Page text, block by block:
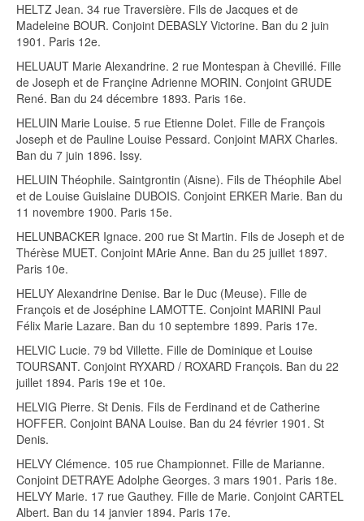
HELTZ Jean. 34 rue Traversière. Fils de Jacques et de
Madeleine BOUR. Conjoint DEBASLY Victorine. Ban du 2 juin
1901. Paris 12e.
HELUAUT Marie Alexandrine. 2 rue Montespan à Chevillé. Fille
de Joseph et de Françine Adrienne MORIN. Conjoint GRUDE
René. Ban du 24 décembre 1893. Paris 16e.
HELUIN Marie Louise. 5 rue Etienne Dolet. Fille de François
Joseph et de Pauline Louise Pessard. Conjoint MARX Charles.
Ban du 7 juin 1896. Issy.
HELUIN Théophile. Saintgrontin (Aisne). Fils de Théophile Abel
et de Louise Guislaine DUBOIS. Conjoint ERKER Marie. Ban du
11 novembre 1900. Paris 15e.
HELUNBACKER Ignace. 200 rue St Martin. Fils de Joseph et de
Thérèse MUET. Conjoint MArie Anne. Ban du 25 juillet 1897.
Paris 10e.
HELUY Alexandrine Denise. Bar le Duc (Meuse). Fille de
François et de Joséphine LAMOTTE. Conjoint MARINI Paul
Félix Marie Lazare. Ban du 10 septembre 1899. Paris 17e.
HELVIC Lucie. 79 bd Villette. Fille de Dominique et Louise
TOURSANT. Conjoint RYXARD / ROXARD François. Ban du 22
juillet 1894. Paris 19e et 10e.
HELVIG Pierre. St Denis. Fils de Ferdinand et de Catherine
HOFFER. Conjoint BANA Louise. Ban du 24 février 1901. St
Denis.
HELVY Clémence. 105 rue Championnet. Fille de Marianne.
Conjoint DETRAYE Adolphe Georges. 3 mars 1901. Paris 18e.
HELVY Marie. 17 rue Gauthey. Fille de Marie. Conjoint CARTEL
Albert. Ban du 14 janvier 1894. Paris 17e.